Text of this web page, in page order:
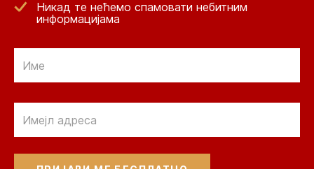
Никад те нећемо спамовати небитним
информацијама